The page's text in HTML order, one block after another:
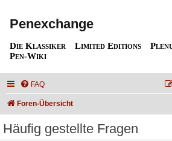
Penexchange
Die Klassiker Limited Editions
Pen-Wiki
FAQ
Foren-Übersicht
Häufig gestellte Fragen